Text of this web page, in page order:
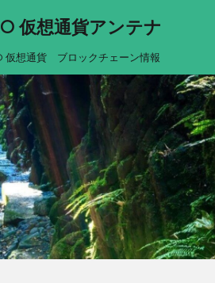
仮想通貨アンテナ
仮想通貨 ブロックチェーン情報